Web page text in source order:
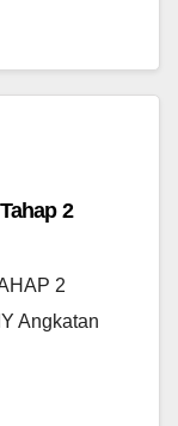
2
2
Angkatan